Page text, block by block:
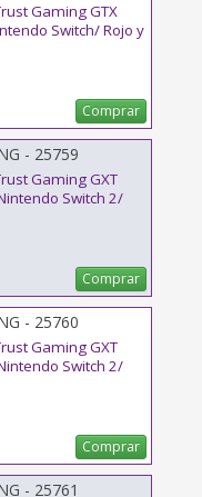
Gaming GTX
Switch/ Rojo y
Comprar
- 25759
Gaming GXT
Switch 2/
Comprar
- 25760
Gaming GXT
Switch 2/
Comprar
- 25761